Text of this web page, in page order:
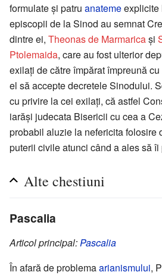
formulate și patru anatemeexplicite
episcopii de la Sinod au semnat
dintre ei, Theonas de Marmaricași
Ptolemaida, care au fost ulterior
exilați de către împărat împreună cu
el să accepte decretele Sinodului.
cu privire la cei exilați, că astfel
iarăși judecata Bisericii cu cea a
probabil aluzie la nefericita folosire
puterii civile atunci când a ales să
Alte chestiuni
Pascalia
Articol principal:Pascalia
În afară de problemaarianismului,